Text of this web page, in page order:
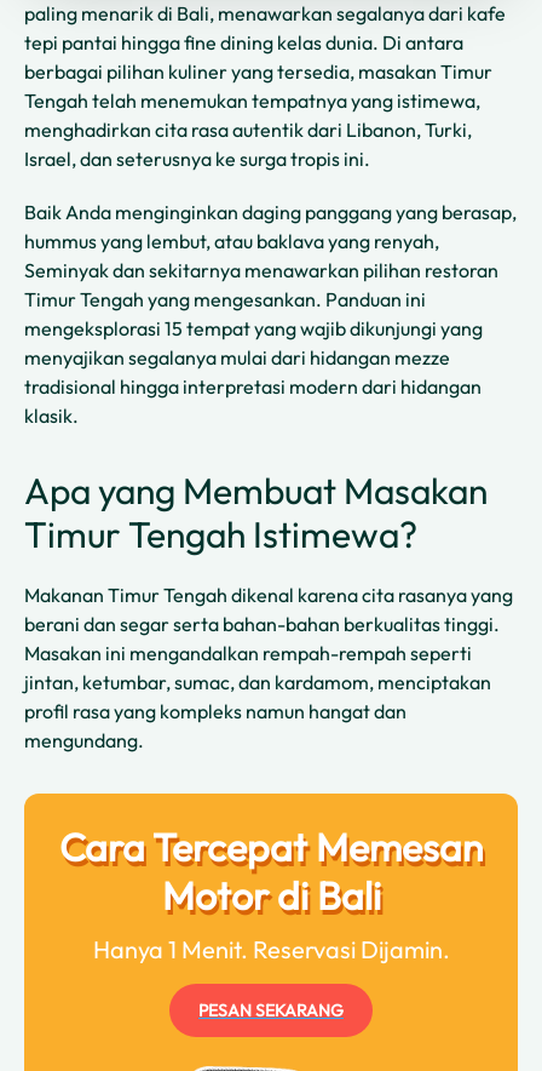
paling menarik di Bali, menawarkan segalanya dari kafe
tepi pantai hingga fine dining kelas dunia. Di antara
berbagai pilihan kuliner yang tersedia, masakan Timur
Tengah telah menemukan tempatnya yang istimewa,
menghadirkan cita rasa autentik dari Libanon, Turki,
Israel, dan seterusnya ke surga tropis ini.
Baik Anda menginginkan daging panggang yang berasap,
hummus yang lembut, atau baklava yang renyah,
Seminyak dan sekitarnya menawarkan pilihan restoran
Timur Tengah yang mengesankan. Panduan ini
mengeksplorasi 15 tempat yang wajib dikunjungi yang
menyajikan segalanya mulai dari hidangan mezze
tradisional hingga interpretasi modern dari hidangan
klasik.
Apa yang Membuat Masakan
Timur Tengah Istimewa?
Makanan Timur Tengah dikenal karena cita rasanya yang
berani dan segar serta bahan-bahan berkualitas tinggi.
Masakan ini mengandalkan rempah-rempah seperti
jintan, ketumbar, sumac, dan kardamom, menciptakan
profil rasa yang kompleks namun hangat dan
mengundang.
Cara Tercepat Memesan
Motor di Bali
Hanya 1 Menit. Reservasi Dijamin.
PESAN SEKARANG